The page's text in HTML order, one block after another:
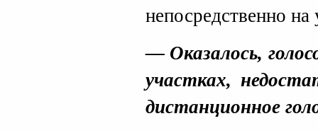
непосредственно на
— Оказалось,
участках,
дистанционное